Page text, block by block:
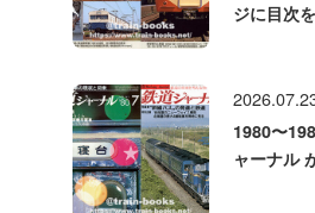
ジに目次
1980〜
ャーナル